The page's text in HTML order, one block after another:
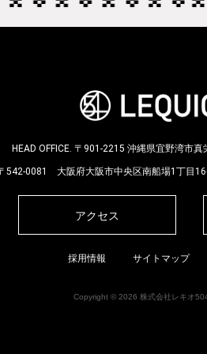
HEAD OFFICE. 〒901-2215 沖縄県宜野湾市真
542-0081 大阪府大阪市中央区南船場1丁目
アクセス
採用情報 サイトマップ
Copyright © 2026 株式会社レキオ